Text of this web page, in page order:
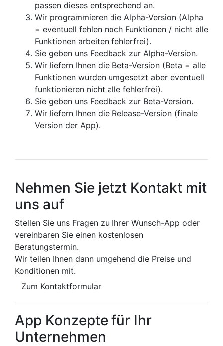
passen dieses entsprechend an.
Wir programmieren die Alpha-Version (Alpha
= eventuell fehlen noch Funktionen / nicht alle
Funktionen arbeiten fehlerfrei).
Sie geben uns Feedback zur Alpha-Version.
Wir liefern Ihnen die Beta-Version (Beta = alle
Funktionen wurden umgesetzt aber eventuell
funktionieren nicht alle fehlerfrei).
Sie geben uns Feedback zur Beta-Version.
Wir liefern Ihnen die Release-Version (finale
Version der App).
Nehmen Sie jetzt Kontakt mit
uns auf
Stellen Sie uns Fragen zu Ihrer Wunsch-App oder
vereinbaren Sie einen kostenlosen
Beratungstermin.
Wir teilen Ihnen dann umgehend die Preise und
Konditionen mit.
Zum Kontaktformular
App Konzepte für Ihr
Unternehmen